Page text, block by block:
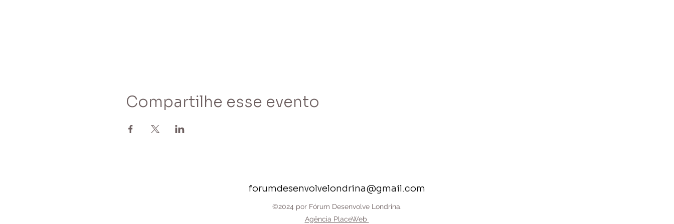
Compartilhe esse evento
forumdesenvolvelondrina@gmail.com
©2024 por Fórum Desenvolve Londrina.
Agência PlaceWeb